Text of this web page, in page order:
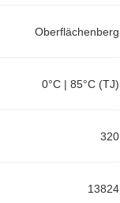
Oberflächenberg
0°C | 85°C (TJ)
320
13824